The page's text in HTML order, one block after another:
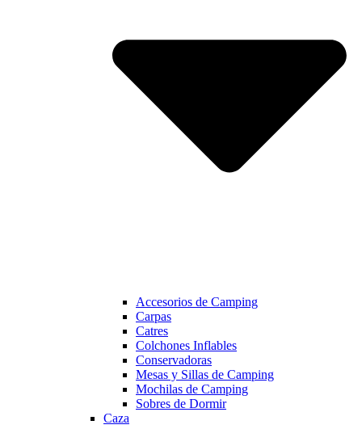
Accesorios de Camping
Carpas
Catres
Colchones Inflables
Conservadoras
Mesas y Sillas de Camping
Mochilas de Camping
Sobres de Dormir
Caza